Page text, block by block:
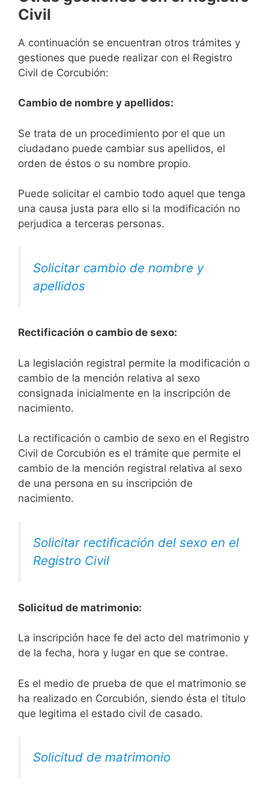
Civil
A continuación se encuentran otros trámites y
gestiones que puede realizar con el Registro
Civil de Corcubión:
Cambio de nombre y apellidos:
Se trata de un procedimiento por el que un
ciudadano puede cambiar sus apellidos, el
orden de éstos o su nombre propio.
Puede solicitar el cambio todo aquel que tenga
una causa justa para ello si la modificación no
perjudica a terceras personas.
Solicitar cambio de nombre y
apellidos
Rectificación o cambio de sexo:
La legislación registral permite la modificación o
cambio de la mención relativa al sexo
consignada inicialmente en la inscripción de
nacimiento.
La rectificación o cambio de sexo en el Registro
Civil de Corcubión es el trámite que permite el
cambio de la mención registral relativa al sexo
de una persona en su inscripción de
nacimiento.
Solicitar rectificación del sexo en el
Registro Civil
Solicitud de matrimonio:
La inscripción hace fe del acto del matrimonio y
de la fecha, hora y lugar en que se contrae.
Es el medio de prueba de que el matrimonio se
ha realizado en Corcubión, siendo ésta el título
que legitima el estado civil de casado.
Solicitud de matrimonio